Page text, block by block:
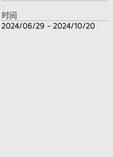
时间
2024/06/29 - 2024/10/20